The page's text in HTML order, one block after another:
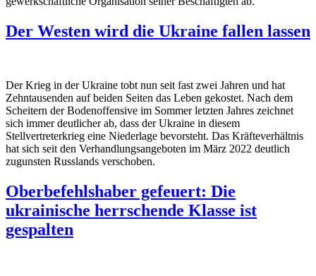
Der Westen wird die Ukraine fallen lassen
Der Krieg in der Ukraine tobt nun seit fast zwei Jahren und hat
Zehntausenden auf beiden Seiten das Leben gekostet. Nach dem
Scheitern der Bodenoffensive im Sommer letzten Jahres zeichnet
sich immer deutlicher ab, dass der Ukraine in diesem
Stellvertreterkrieg eine Niederlage bevorsteht. Das Kräfteverhältnis
hat sich seit den Verhandlungsangeboten im März 2022 deutlich
zugunsten Russlands verschoben.
Oberbefehlshaber gefeuert: Die
ukrainische herrschende Klasse ist
gespalten